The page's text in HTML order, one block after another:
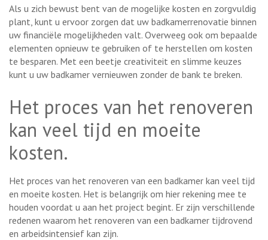
Als u zich bewust bent van de mogelijke kosten en zorgvuldig
plant, kunt u ervoor zorgen dat uw badkamerrenovatie binnen
uw financiële mogelijkheden valt. Overweeg ook om bepaalde
elementen opnieuw te gebruiken of te herstellen om kosten
te besparen. Met een beetje creativiteit en slimme keuzes
kunt u uw badkamer vernieuwen zonder de bank te breken.
Het proces van het renoveren
kan veel tijd en moeite
kosten.
Het proces van het renoveren van een badkamer kan veel tijd
en moeite kosten. Het is belangrijk om hier rekening mee te
houden voordat u aan het project begint. Er zijn verschillende
redenen waarom het renoveren van een badkamer tijdrovend
en arbeidsintensief kan zijn.